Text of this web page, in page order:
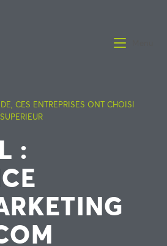
, CES ENTREPRISES ONT CHOISI
: